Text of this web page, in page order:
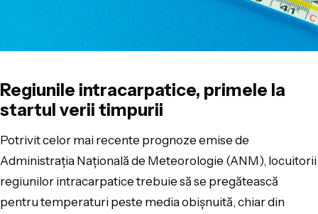
Regiunile intracarpatice, primele la
startul verii timpurii
Potrivit celor mai recente prognoze emise de
Administrația Națională de Meteorologie (ANM), locuitorii
regiunilor intracarpatice trebuie să se pregătească
pentru temperaturi peste media obișnuită, chiar din